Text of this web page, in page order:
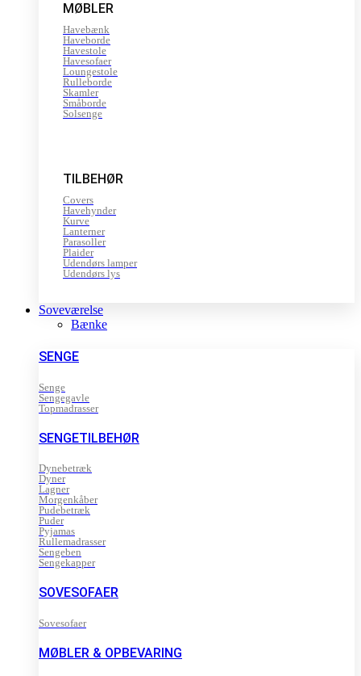
MØBLER
Havebænk
Haveborde
Havestole
Havesofaer
Loungestole
Rulleborde
Skamler
Småborde
Solsenge
TILBEHØR
Covers
Havehynder
Kurve
Lanterner
Parasoller
Plaider
Udendørs lamper
Udendørs lys
Soveværelse
Bænke
SENGE
Senge
Sengegavle
Topmadrasser
SENGETILBEHØR
Dynebetræk
Dyner
Lagner
Morgenkåber
Pudebetræk
Puder
Pyjamas
Rullemadrasser
Sengeben
Sengekapper
SOVESOFAER
Sovesofaer
MØBLER & OPBEVARING